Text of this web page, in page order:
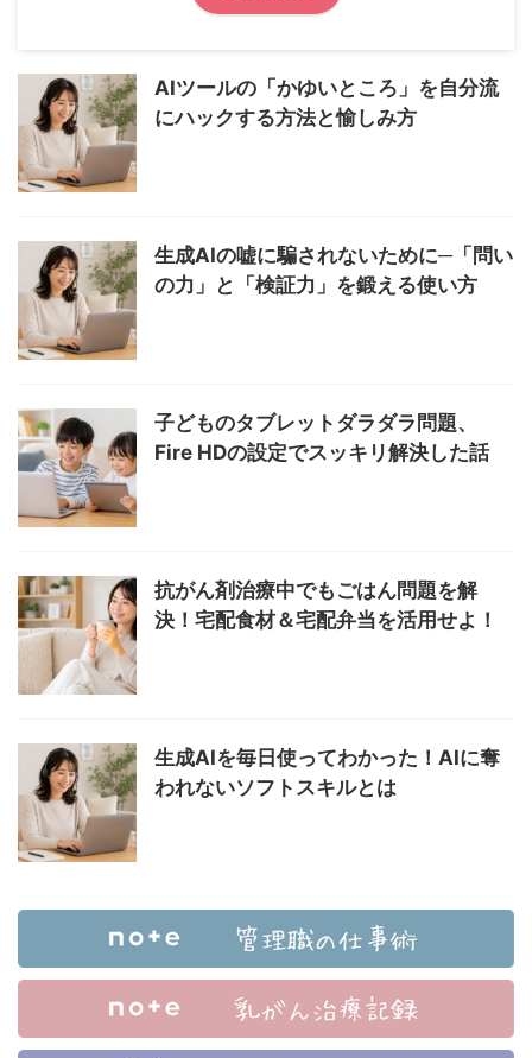
AIツールの「かゆいところ」を自分流
にハックする方法と愉しみ方
生成AIの嘘に騙されないために─「問い
の力」と「検証力」を鍛える使い方
子どものタブレットダラダラ問題、
Fire HDの設定でスッキリ解決した話
抗がん剤治療中でもごはん問題を解
決！宅配食材＆宅配弁当を活用せよ！
生成AIを毎日使ってわかった！AIに奪
われないソフトスキルとは